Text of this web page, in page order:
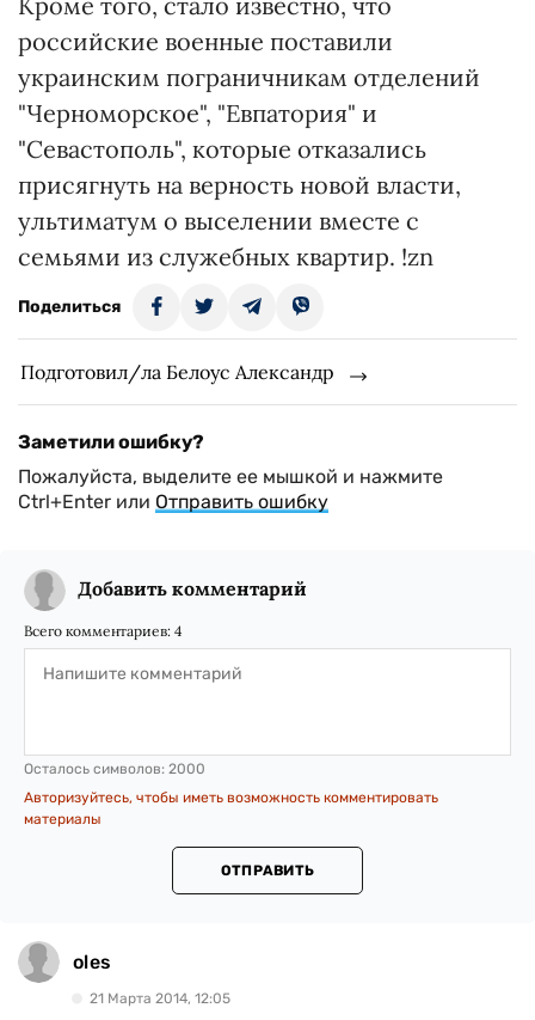
российские военные поставили
украинским пограничникам отделений
"Черноморское", "Евпатория" и
"Севастополь", которые отказались
присягнуть на верность новой власти,
ультиматум о выселении вместе с
семьями из служебных квартир. !zn
Поделиться
Подготовил/ла Белоус Александр
Заметили ошибку?
Пожалуйста, выделите ее мышкой и нажмите
Ctrl+Enter или Отправить ошибку
Добавить комментарий
Всего комментариев: 4
Осталось символов: 2000
Авторизуйтесь, чтобы иметь возможность комментировать
материалы
ОТПРАВИТЬ
oles
21 Марта 2014, 12:05